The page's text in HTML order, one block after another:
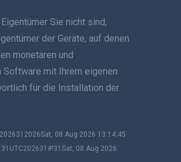
文
Sie nicht sind,
der Geräte, auf denen
monetären und
mit Ihrem eigenen
für die Installation der
08 Aug 2026 13:14:45
08 Aug 2026